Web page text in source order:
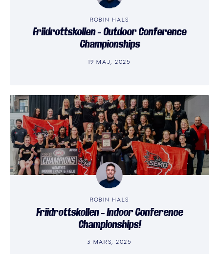
ROBIN HALS
Friidrottskollen – Outdoor Conference
Championships
19 MAJ, 2025
ROBIN HALS
Friidrottskollen – Indoor Conference
Championships!
3 MARS, 2025